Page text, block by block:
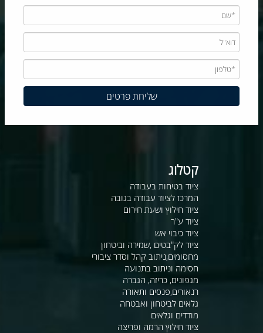
קטלוג
ציוד בטיחות בעבודה
המרכז לציוד עבודה בגובה
ציוד חילוץ ושעת חירום
ציוד ע"ר
ציוד כיבוי אש
ציוד לק"בטים ,שמירה וביטחון
מחסומים,ניתוב קהל וסדר ציבורי
חסימה וניתוב בתנועה
מגפונים, כריזה, הגברה
רנאורים,פנסים ותאורה
גלאים לביטחון ואבטחה
מודדים וגלאים
ציוד חילוץ הרמה ופריצה